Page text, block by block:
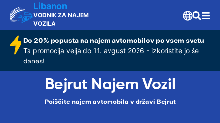
Libanon
VODNIK ZA NAJEM
VOZILA
Do 20% popusta na najem avtomobilov po vsem svetu
Ta promocija velja do 11. avgust 2026 - izkoristite jo še
danes!
Bejrut Najem Vozil
Poiščite najem avtomobila v državi Bejrut